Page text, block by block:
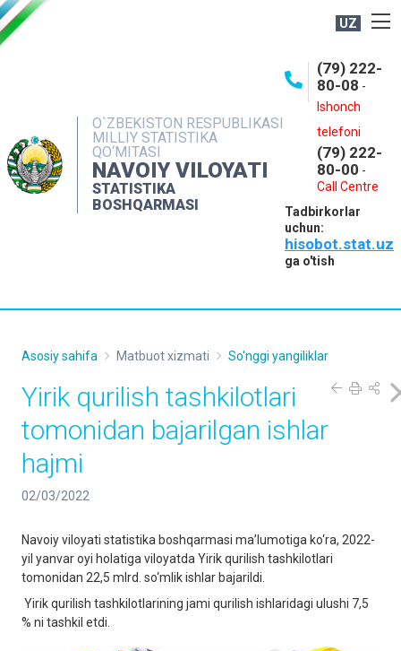
UZ
O`ZBEKISTON RESPUBLIKASI
MILLIY STATISTIKA
QO‘MITASI
NAVOIY VILOYATI
STATISTIKA
BOSHQARMASI
(79) 222-
80-08 -
Ishonch
telefoni
(79) 222-
80-00 -
Call Centre
Tadbirkorlar
uchun:
hisobot.stat.uz
ga o'tish
OCHIQ MA'LUMOTLAR
INTERAKTIV XIZMATLAR
MUROJAATLAR
Asosiy sahifa Matbuot xizmati So'nggi yangiliklar
Yirik qurilish tashkilotlari
tomonidan bajarilgan ishlar
hajmi
02/03/2022
Navoiy viloyati statistika boshqarmasi ma’lumotiga ko‘ra, 2022-
yil yanvar oyi holatiga viloyatda Yirik qurilish tashkilotlari
tomonidan 22,5 mlrd. so‘mlik ishlar bajarildi.
Yirik qurilish tashkilotlarining jami qurilish ishlaridagi ulushi 7,5
% ni tashkil etdi.